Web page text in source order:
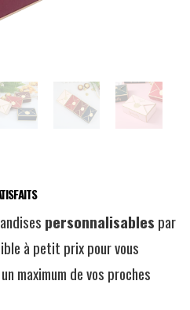
personnalisables par
à petit prix pour vous
maximum de vos proches